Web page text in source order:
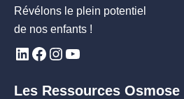
Révélons le plein potentiel
de nos enfants !
Les Ressources Osmose